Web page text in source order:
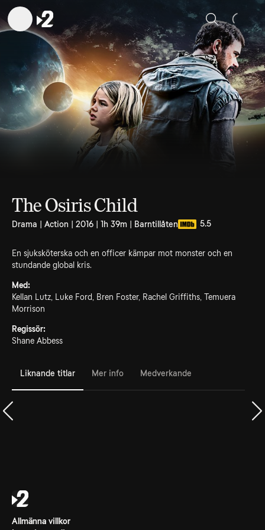
Sök
The Osiris Child
Drama | Action | 2016 | 1h 39m | Barntillåten 5.5
En sjuksköterska och en officer kämpar mot monster och en
stundande global kris.
Med:
Kellan Lutz, Luke Ford, Bren Foster, Rachel Griffiths, Temuera
Morrison
Regissör:
Shane Abbess
Liknande titlar Mer info Medverkande
Allmänna villkor